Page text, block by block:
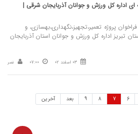
اداره کل ورزش و جوانان آذربایجان شرقی |
پروژه تعمیر،تجهیز،نگهداری،بهسازی، و
تبریز اداره کل ورزش و جوانان استان آذربایجان
03 اسفند 02 07:00 نصر
6
7
8
9 بعد آخرین